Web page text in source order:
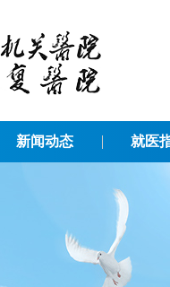
新闻动态 就医